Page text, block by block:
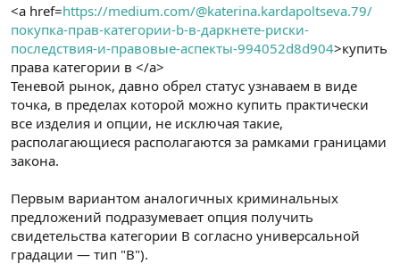
<a href=https://medium.com/@katerina.kardapoltseva.79/
покупка-прав-категории-b-в-даркнете-риски-
последствия-и-правовые-аспекты-994052d8d904>купить
права категории в </a>
Теневой рынок, давно обрел статус узнаваем в виде
точка, в пределах которой можно купить практически
все изделия и опции, не исключая такие,
располагающиеся располагаются за рамками границами
закона.
Первым вариантом аналогичных криминальных
предложений подразумевает опция получить
свидетельства категории B согласно универсальной
градации — тип "В").